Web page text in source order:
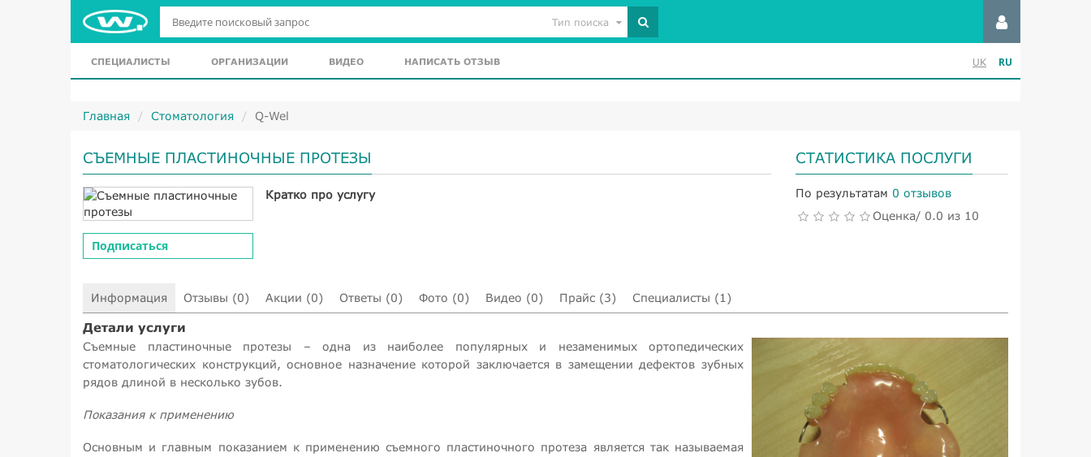
Тип поиска
СПЕЦИАЛИСТЫ ОРГАНИЗАЦИИ ВИДЕО НАПИСАТЬ ОТЗЫВ UK RU
Главная Стоматология Q-Wel
СЪЕМНЫЕ ПЛАСТИНОЧНЫЕ ПРОТЕЗЫ
Подписаться
Кратко про услугу
СТАТИСТИКА ПОСЛУГИ
По результатам 0 отзывов
Оценка/ 0.0 из 10
Информация Отзывы (0) Акции (0) Ответы (0) Фото (0) Видео (0) Прайс (3) Специалисты (1)
Детали услуги
Съемные пластиночные протезы – одна из наиболее популярных и незаменимых ортопедических
стоматологических конструкций, основное назначение которой заключается в замещении дефектов зубных
рядов длиной в несколько зубов.
Показания к применению
Основным и главным показанием к применению съемного пластиночного протеза является так называемая